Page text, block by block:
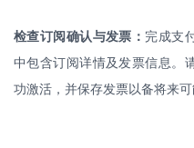
检查订阅确认与发票： 完成支
中包含订阅详情及发票信息。
功激活，并保存发票以备将来可